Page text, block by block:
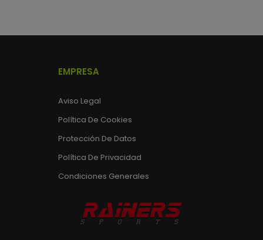
EMPRESA
Aviso Legal
Política De Cookies
Protección De Datos
Política De Privacidad
Condiciones Generales